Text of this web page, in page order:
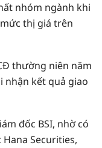
nhóm ngành khi
thị giá trên
thường niên năm
nhận kết quả giao
đốc BSI, nhờ có
Securities,